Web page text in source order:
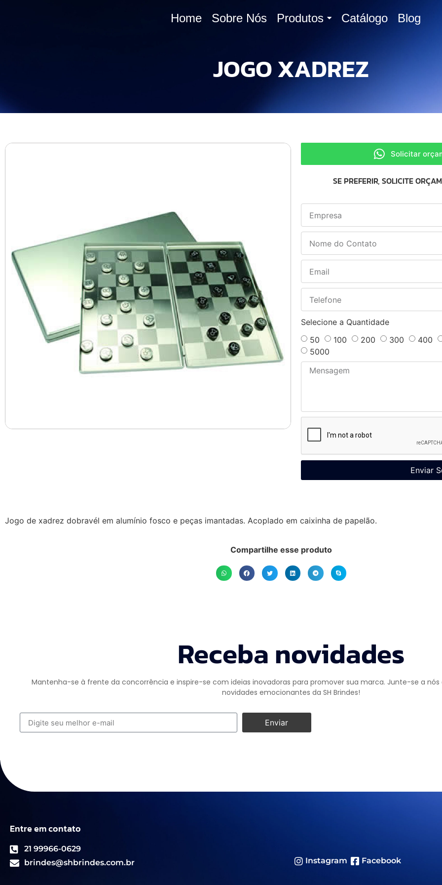
Home Sobre Nós Produtos Catálogo Blog
JOGO XADREZ
Solicitar
SE PREFERIR, SOLICITE
Selecione a Quantidade
50
100 200 300 400
5000
Enviar
Jogo de xadrez dobravél em alumínio fosco e peças imantadas. Acoplado em caixinha de papelão.
Compartilhe esse produto
Receba novidades
Mantenha-se à frente da concorrência e inspire-se com ideias inovadoras para promover sua marca. Junte-se a nós
novidades emocionantes da SH Brindes!
Enviar
Entre em contato
21 99966-0629
brindes@shbrindes.com.br
Instagram Facebook